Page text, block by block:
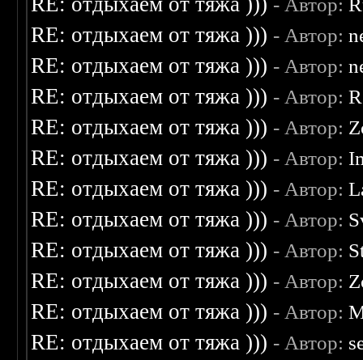
- Автор:
RE: отдыхаем от тяжа ))) - Автор:
RE: отдыхаем от тяжа ))) - Автор:
RE: отдыхаем от тяжа ))) - Автор:
RE: отдыхаем от тяжа ))) - Автор:
RE: отдыхаем от тяжа ))) - Автор:
RE: отдыхаем от тяжа ))) - Автор:
RE: отдыхаем от тяжа ))) - Автор:
RE: отдыхаем от тяжа ))) - Автор:
RE: отдыхаем от тяжа ))) - Автор:
RE: отдыхаем от тяжа ))) - Автор:
RE: отдыхаем от тяжа ))) - Автор: